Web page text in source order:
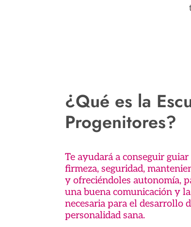
¿Qué es la
Progenitores?
Te ayudará a conseguir
firmeza, seguridad,
y ofreciéndoles autonomía,
una buena comunicación y
necesaria para el desarrollo
personalidad sana.